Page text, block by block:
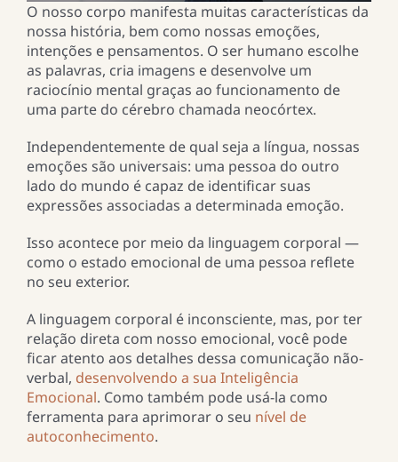
O nosso corpo manifesta muitas características da
nossa história, bem como nossas emoções,
intenções e pensamentos. O ser humano escolhe
as palavras, cria imagens e desenvolve um
raciocínio mental graças ao funcionamento de
uma parte do cérebro chamada neocórtex.
Independentemente de qual seja a língua, nossas
emoções são universais: uma pessoa do outro
lado do mundo é capaz de identificar suas
expressões associadas a determinada emoção.
Isso acontece por meio da linguagem corporal —
como o estado emocional de uma pessoa reflete
no seu exterior.
A linguagem corporal é inconsciente, mas, por ter
relação direta com nosso emocional, você pode
ficar atento aos detalhes dessa comunicação não-
verbal, desenvolvendo a sua Inteligência
Emocional. Como também pode usá-la como
ferramenta para aprimorar o seu nível de
autoconhecimento.